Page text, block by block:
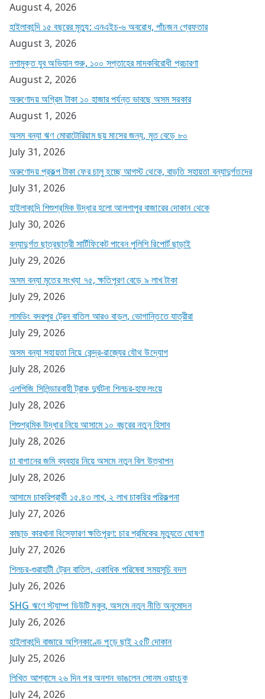
August 4, 2026
হাইলাকান্দি ১৫ বছরের মৃত্যু: এনএইচ-৬ অবরোধ, পাঁচজন গ্রেফতার
August 3, 2026
নশামুক্ত যুব অভিযান শুরু, ১০০ সপ্তাহের মাদকবিরোধী প্রচারণা
August 2, 2026
অরুণোদয় অগ্রিম টাকা ১০ হাজার পর্যন্ত ভাবছে অসম সরকার
August 1, 2026
অসম বন্যা ঋণ মোরাটোরিয়াম ছয় মাসের জন্য, মৃত বেড়ে ৮০
July 31, 2026
অরুণোদয় প্রকল্প টাকা ফের চালু হচ্ছে আগস্ট থেকে, বাড়তি সহায়তা বন্যাদুর্গতদের
July 31, 2026
হাইলাকান্দি শিশুশ্রমিক উদ্ধার হলো আলগাপুর বাজারের দোকান থেকে
July 30, 2026
বন্যাদুর্গত ছাত্রছাত্রী সার্টিফিকেট পাবেন পুলিশি রিপোর্ট ছাড়াই
July 29, 2026
অসম বন্যা মৃতের সংখ্যা ৭৫, ক্ষতিপূরণ বেড়ে ৯ লাখ টাকা
July 29, 2026
লামডিং বদরপুর ট্রেন বাতিল আরও বাড়ল, ভোগান্তিতে যাত্রীরা
July 29, 2026
অসম বন্যা সহায়তা নিয়ে কেন্দ্র-রাজ্যের যৌথ উদ্যোগ
July 28, 2026
এলপিজি সিলিন্ডারবাহী ট্রাক দুর্ঘটনা শিলচর-হাফলংয়ে
July 28, 2026
শিশুশ্রমিক উদ্ধার নিয়ে আসামে ১০ বছরের নতুন হিসাব
July 28, 2026
চা বাগানের জমি ব্যবহার নিয়ে অসমে নতুন বিল উত্থাপন
July 28, 2026
আসামে চাকরিপ্রার্থী ১৫.৪৩ লাখ, ২ লাখ চাকরির পরিকল্পনা
July 27, 2026
কাছাড় কারখানা বিস্ফোরণ ক্ষতিপূরণ: চার শ্রমিকের মৃত্যুতে ঘোষণা
July 27, 2026
শিলচর-গুৱাহাটী ট্রেন বাতিল, একাধিক পরিষেবা সময়সূচি বদল
July 26, 2026
SHG ঋণে স্ট্যাম্প ডিউটি মকুব, অসমে নতুন নীতি অনুমোদন
July 26, 2026
হাইলাকান্দি বাজারে অগ্নিকাণ্ডে পুড়ে ছাই ২৫টি দোকান
July 25, 2026
লিখিত আশ্বাসে ২৬ দিন পর অনশন ভাঙলেন সোনম ওয়াংচুক
July 24, 2026